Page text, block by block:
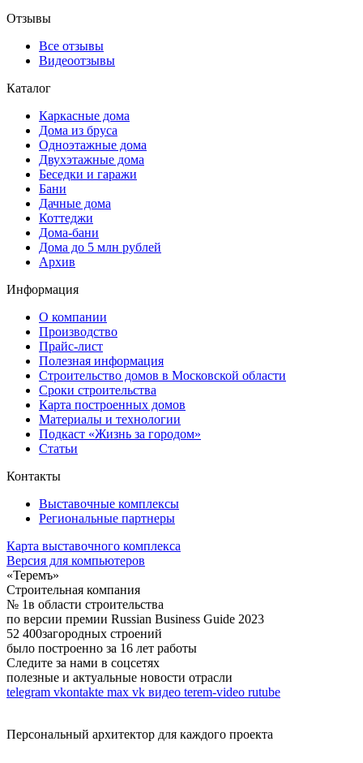
Отзывы
Все отзывы
Видеоотзывы
Каталог
Каркасные дома
Дома из бруса
Одноэтажные дома
Двухэтажные дома
Беседки и гаражи
Бани
Дачные дома
Коттеджи
Дома-бани
Дома до 5 млн рублей
Архив
Информация
О компании
Производство
Прайс-лист
Полезная информация
Строительство домов в Московской области
Сроки строительства
Карта построенных домов
Материалы и технологии
Подкаст «Жизнь за городом»
Статьи
Контакты
Выставочные комплексы
Региональные партнеры
Карта выставочного комплекса
Версия для компьютеров
«Теремъ»
Строительная компания
№ 1в области строительства
по версии премии Russian Business Guide 2023
52 400загородных строений
было построенно за 16 лет работы
Следите за нами в соцсетях
полезные и актуальные новости отрасли
telegram vkontakte max vk видео terem-video rutube
Персональный архитектор для каждого проекта